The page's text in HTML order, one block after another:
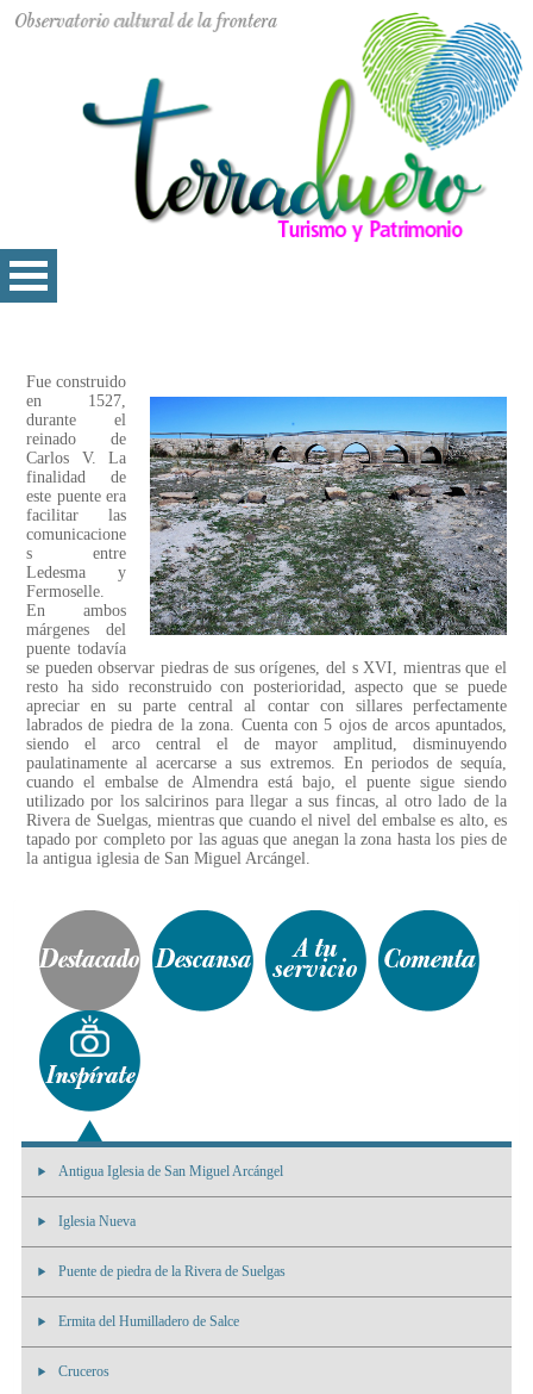
Fue construido
en 1527,
durante el
reinado de
Carlos V. La
finalidad de
este puente era
facilitar las
comunicacione
s entre
Ledesma y
Fermoselle.
En ambos
márgenes del
puente todavía
se pueden observar piedras de sus orígenes, del s XVI, mientras que el
resto ha sido reconstruido con posterioridad, aspecto que se puede
apreciar en su parte central al contar con sillares perfectamente
labrados de piedra de la zona. Cuenta con 5 ojos de arcos apuntados,
siendo el arco central el de mayor amplitud, disminuyendo
paulatinamente al acercarse a sus extremos. En periodos de sequía,
cuando el embalse de Almendra está bajo, el puente sigue siendo
utilizado por los salcirinos para llegar a sus fincas, al otro lado de la
Rivera de Suelgas, mientras que cuando el nivel del embalse es alto, es
tapado por completo por las aguas que anegan la zona hasta los pies de
la antigua iglesia de San Miguel Arcángel.
Antigua Iglesia de San Miguel Arcángel
Iglesia Nueva
Puente de piedra de la Rivera de Suelgas
Ermita del Humilladero de Salce
Cruceros